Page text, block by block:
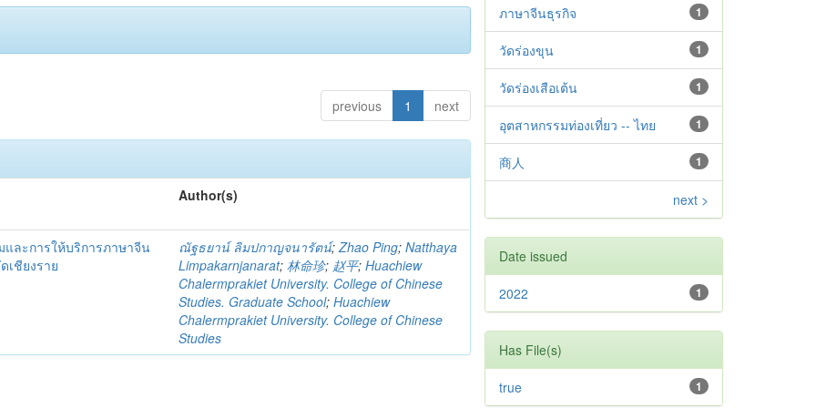
previous 1 next
Author(s)
ละการให้บริการภาษาจีน
เชียงราย
ณัฐธยาน์ ลิมปกาญจนารัตน์;Zhao Ping;Natthaya
Limpakarnjanarat;林命珍; 赵平;Huachiew
Chalermprakiet University. College of Chinese
Studies. Graduate School;Huachiew
Chalermprakiet University. College of Chinese
Studies
1
ภาษาจีนธุรกิจ
1
วัดร่องขุน
1
วัดร่องเสือเต้น
1
อุตสาหกรรมท่องเที่ยว -- ไทย
1
商人
next >
Date issued
1
2022
Has File(s)
1
true